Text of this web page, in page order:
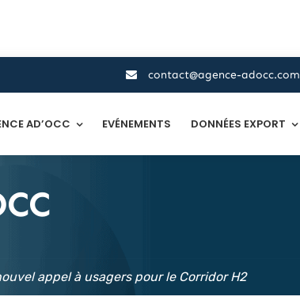
contact@agence-adocc.com
AD’OCC EVÉNEMENTS DONNÉES EXPORT
appel à usagers pour le Corridor H2